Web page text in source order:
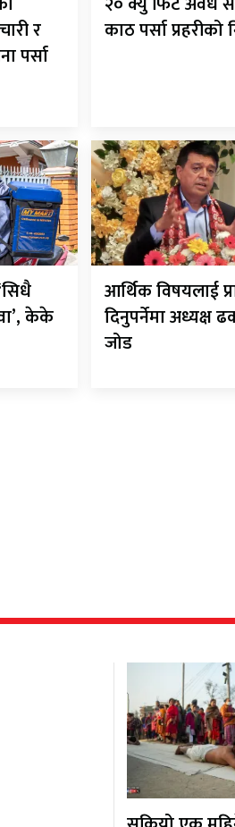
र
पर्सा
काठ पर्सा प्रहरीको
केके
आर्थिक विषयलाई
दिनुपर्नेमा अध्यक्ष
जोड